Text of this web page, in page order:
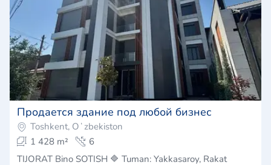
Продается здание под любой бизнес
Toshkent, Oʻzbekiston
1 428 m²
6
TIJORAT Bino SOTISH 🔷 Tuman: Yakkasaroy, Rakat